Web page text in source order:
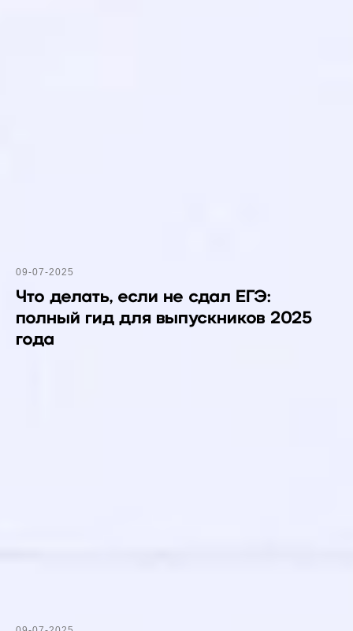
09-07-2025
Что делать, если не сдал ЕГЭ:
полный гид для выпускников 2025
года